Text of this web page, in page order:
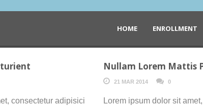
HOME ENROLLMENT
consectetur adipisici
Nullam Lorem Mattis
21 MAR 2014 0
Lorem ipsum dolor sit